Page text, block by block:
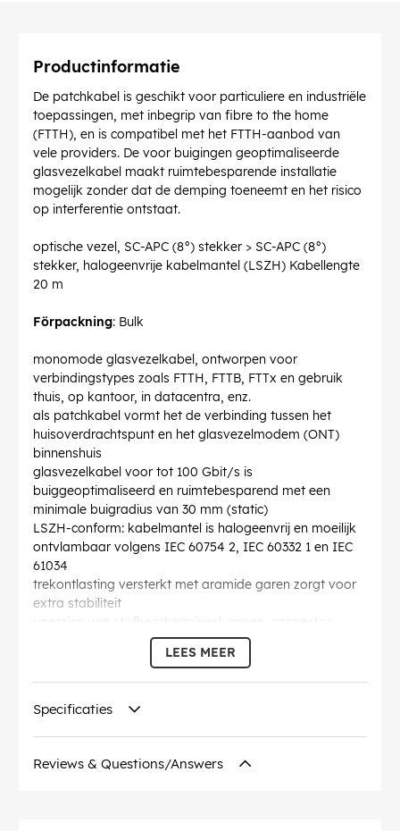
Productinformatie
De patchkabel is geschikt voor particuliere en industriële
toepassingen, met inbegrip van fibre to the home
(FTTH), en is compatibel met het FTTH-aanbod van
vele providers. De voor buigingen geoptimaliseerde
glasvezelkabel maakt ruimtebesparende installatie
mogelijk zonder dat de demping toeneemt en het risico
op interferentie ontstaat.
optische vezel, SC-APC (8°) stekker > SC-APC (8°)
stekker, halogeenvrije kabelmantel (LSZH) Kabellengte
20 m
Förpackning: Bulk
monomode glasvezelkabel, ontworpen voor
verbindingstypes zoals FTTH, FTTB, FTTx en gebruik
thuis, op kantoor, in datacentra, enz.
als patchkabel vormt het de verbinding tussen het
huisoverdrachtspunt en het glasvezelmodem (ONT)
binnenshuis
glasvezelkabel voor tot 100 Gbit/s is
buiggeoptimaliseerd en ruimtebesparend met een
minimale buigradius van 30 mm (static)
LSZH-conform: kabelmantel is halogeenvrij en moeilijk
ontvlambaar volgens IEC 60754 2, IEC 60332 1 en IEC
61034
trekontlasting versterkt met aramide garen zorgt voor
extra stabiliteit
voorzien van stofbeschermingskappen, connector:
simplex, vezeltype: OS2, SM singlemode 9/125µm
volgens ITU-T G.657.A2
individueel testprotocol met meting van return loss en
Buigradius >: 30 mm
Specificatie: Singlemode (OS2) White
Diameter glasvezelkern: 9 µ
LEES MEER
Specificaties
Reviews & Questions/Answers